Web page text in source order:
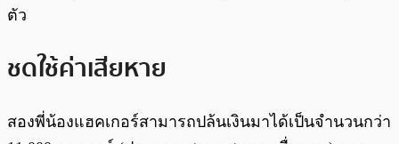
ตัว
ชดใช้ค่าเสียหาย
สองพี่น้องแฮคเกอร์สามารถปล้นเงินมาได้เป็นจำนวนกว่า